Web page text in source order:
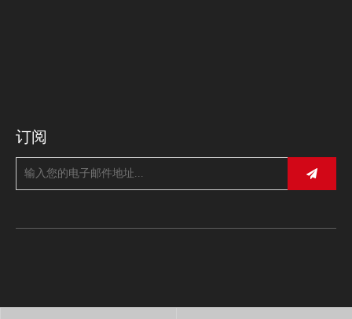
地址：浙江省宁波市高新区浙大科技园
订阅